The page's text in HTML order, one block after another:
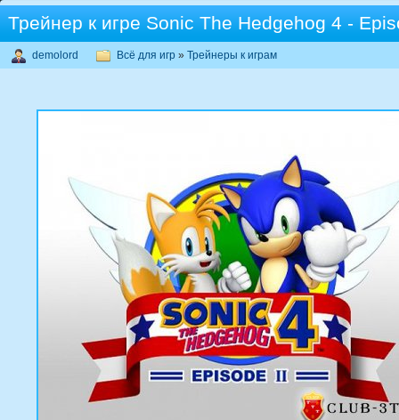
Трейнер к игре Sonic The Hedgehog 4 -
demolord Всё для игр » Трейнеры к играм